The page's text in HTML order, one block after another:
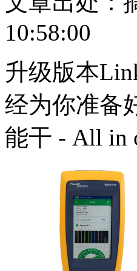
10:58:00
升级版本
经为你准备
能干 - All in